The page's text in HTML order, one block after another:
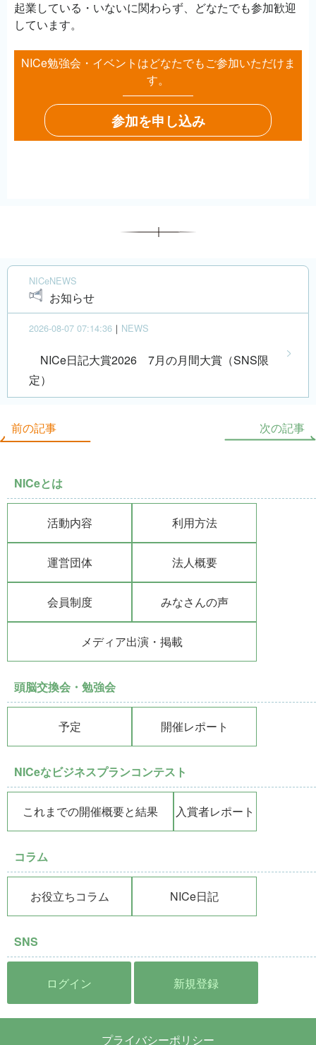
起業している・いないに関わらず、どなたでも参加歓迎
しています。
NICe勉強会・イベントはどなたでもご参加いただけま
す。
参加を申し込み
NICeNEWS
お知らせ
2026-08-07 07:14:36 ｜ NEWS
NICe日記大賞2026 7月の月間大賞（SNS限
定）
前の記事 次の記事
NICeとは
活動内容 利用方法
運営団体 法人概要
会員制度 みなさんの声
メディア出演・掲載
頭脳交換会・勉強会
予定 開催レポート
NICeなビジネスプランコンテスト
これまでの開催概要と結果 入賞者レポート
コラム
お役立ちコラム NICe日記
SNS
ログイン 新規登録
プライバシーポリシー